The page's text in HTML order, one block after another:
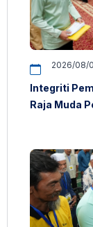
2026/08/
Integriti
Raja Muda